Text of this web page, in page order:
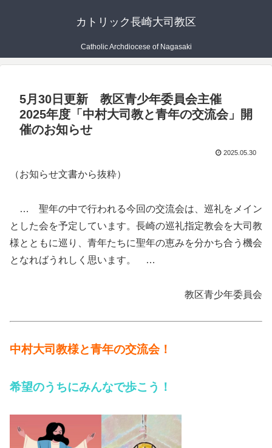
カトリック長崎大司教区
Catholic Archdiocese of Nagasaki
5月30日更新 教区青少年委員会主催
2025年度「中村大司教と青年の交流会」開
催のお知らせ
2025.05.30
（お知らせ文書から抜粋）
… 聖年の中で行われる今回の交流会は、巡礼をメイン
とした会を予定しています。長崎の巡礼指定教会を大司教
様とともに巡り、青年たちに聖年の恵みを分かち合う機会
となればうれしく思います。 …
教区青少年委員会
中村大司教様と青年の交流会！
希望のうちにみんなで歩こう！